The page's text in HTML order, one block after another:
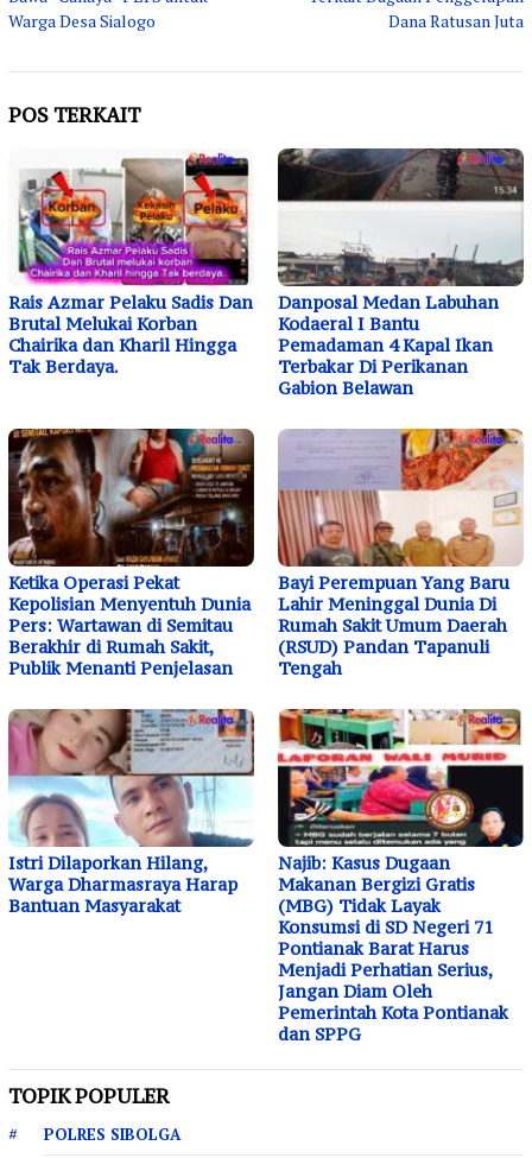
Warga Desa Sialogo
Dana Ratusan Juta
POS TERKAIT
Rais Azmar Pelaku Sadis Dan
Brutal Melukai Korban
Chairika dan Kharil Hingga
Tak Berdaya.
Danposal Medan Labuhan
Kodaeral I Bantu
Pemadaman 4 Kapal Ikan
Terbakar Di Perikanan
Gabion Belawan
Ketika Operasi Pekat
Kepolisian Menyentuh Dunia
Pers: Wartawan di Semitau
Berakhir di Rumah Sakit,
Publik Menanti Penjelasan
Bayi Perempuan Yang Baru
Lahir Meninggal Dunia Di
Rumah Sakit Umum Daerah
(RSUD) Pandan Tapanuli
Tengah
Istri Dilaporkan Hilang,
Warga Dharmasraya Harap
Bantuan Masyarakat
Najib: Kasus Dugaan
Makanan Bergizi Gratis
(MBG) Tidak Layak
Konsumsi di SD Negeri 71
Pontianak Barat Harus
Menjadi Perhatian Serius,
Jangan Diam Oleh
Pemerintah Kota Pontianak
dan SPPG
TOPIK POPULER
POLRES SIBOLGA